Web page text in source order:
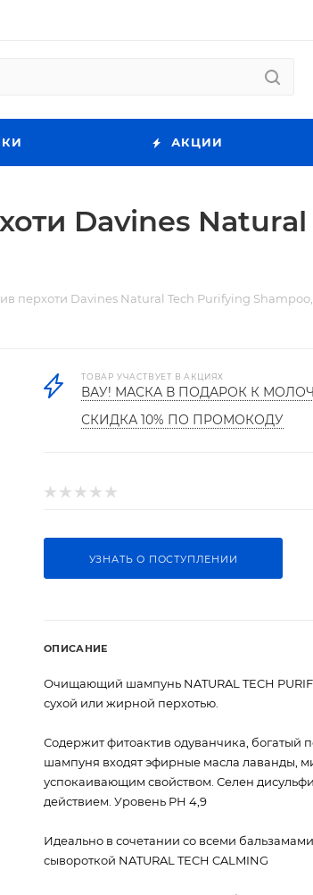
АКЦИИ
Davines Natural
перхоти Davines Natural Tech Purifying
ТОВАР УЧАСТВУЕТ В АКЦИЯХ
ВАУ! МАСКА В ПОДАРОК К
СКИДКА 10% ПО ПРОМОКОДУ
УЗНАТЬ О ПОСТУПЛЕНИИ
ОПИСАНИЕ
Очищающий шампунь NATURAL TECH
сухой или жирной перхотью.
Содержит фитоактив одуванчика, богатый
шампуня входят эфирные масла лаванды,
успокаивающим свойством. Селен
действием. Уровень PН 4,9
Идеально в сочетании со всеми
сывороткой NATURAL TECH CALMING